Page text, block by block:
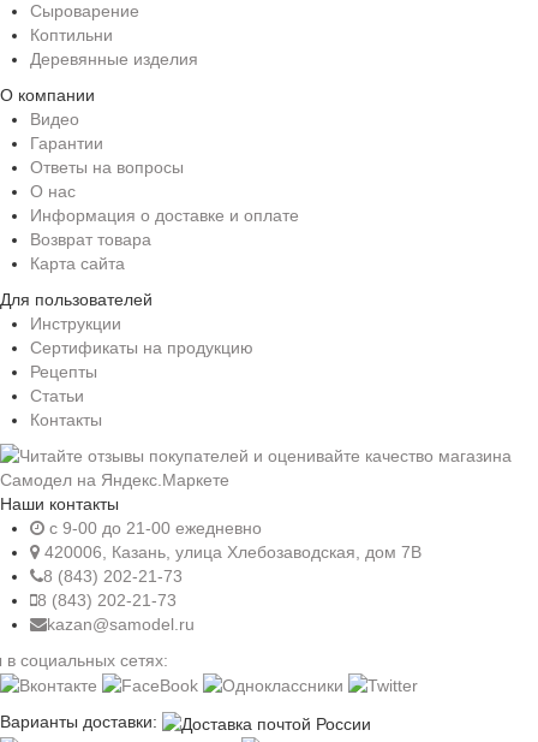
Сыроварение
Коптильни
Деревянные изделия
О компании
Видео
Гарантии
Ответы на вопросы
О нас
Информация о доставке и оплате
Возврат товара
Карта сайта
Для пользователей
Инструкции
Сертификаты на продукцию
Рецепты
Статьи
Контакты
Наши контакты
c 9-00 до 21-00 ежедневно
420006, Казань, улица Хлебозаводская, дом 7В
8 (843) 202-21-73
8 (843) 202-21-73
kazan@samodel.ru
социальных сетях:
Варианты доставки: